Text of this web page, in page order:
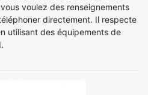
voulez des renseignements
directement. Il respecte
utilisant des équipements de